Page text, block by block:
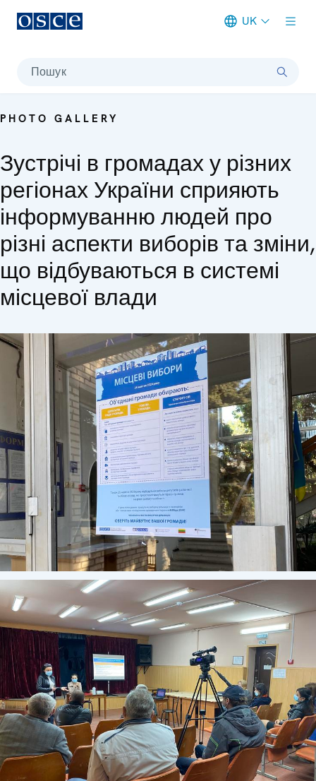
UK
Пошук
PHOTO GALLERY
Зустрічі в громадах у різних
регіонах України сприяють
інформуванню людей про
різні аспекти виборів та зміни,
що відбуваються в системі
місцевої влади